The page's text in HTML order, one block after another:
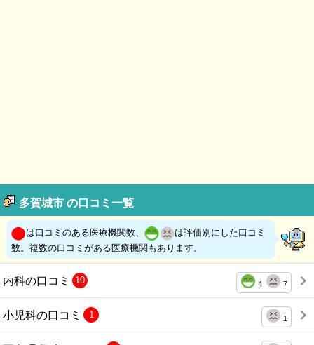
多賀城市 の口コミ一覧
は口コミのある医療機関数、
は評価別にした口コミ
数。複数の口コミがある医療機関もあります。
内科の口コミ 4 7
10
小児科の口コミ 1
1